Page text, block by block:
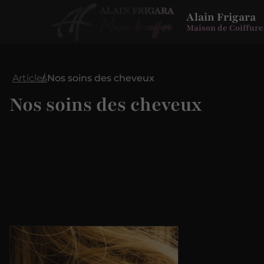
Alain Frigara
Maison de Coiffure
ArticlesNos soins des cheveux
Nos soins des cheveux